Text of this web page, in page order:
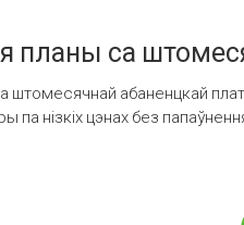
са
абаненцкай
па нізкіх цэнах без